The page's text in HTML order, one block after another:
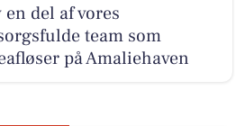
en del af vores
team som
på Amaliehaven